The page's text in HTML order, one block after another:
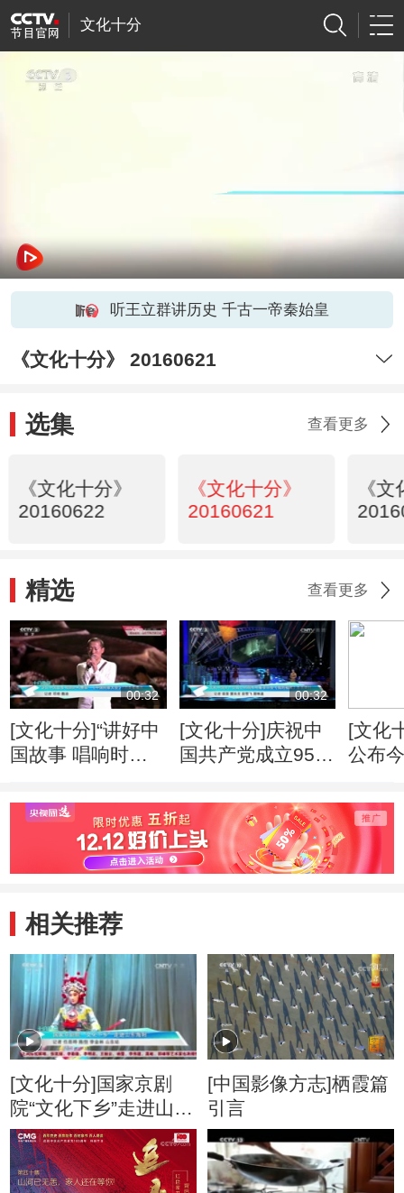
文化十分
听王立群讲历史 千古一帝秦始皇
《文化十分》 20160621
选集 查看更多
《文化十分》
20160622
《文化十分》
20160621
《
精选 查看更多
00:32
[文化十分]“讲好中
国故事 唱响时代
大会》7月央视播
出
00:32
[文化十分]庆祝中
国共产党成立95周
的祖国》在京举行
[文化
公布
列
相关推荐
[文化十分]国家京剧
院“文化下乡”走进山东
海阳
[中国影像方志]栖霞篇
引言